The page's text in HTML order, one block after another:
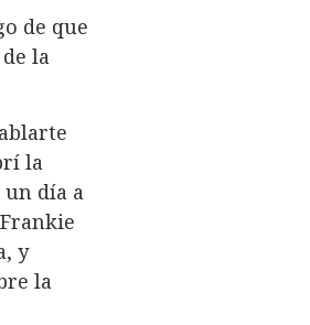
de que
la
la
un día a
y
la